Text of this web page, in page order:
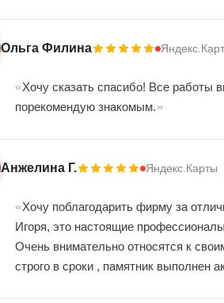
Ольга Филина
Хочу сказать спасибо! Все работы
порекомендую знакомым.
Анжелина Г. Яндекс.Карты
Хочу поблагодарить фирму за
Игоря, это настоящие
Очень внимательно относятся к
строго в сроки , памятник выполнен